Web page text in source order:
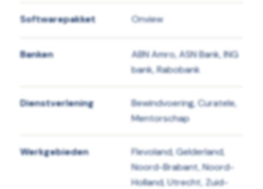
Softwarepakket Onview
Banken
ABN Amro, ASN Bank, ING
bank, Rabobank
Dienstverlening
Bewindvoering, Curatele,
Mentorschap
Werkgebieden
Flevoland, Gelderland,
Noord-Brabant, Noord-
Holland, Utrecht, Zuid-